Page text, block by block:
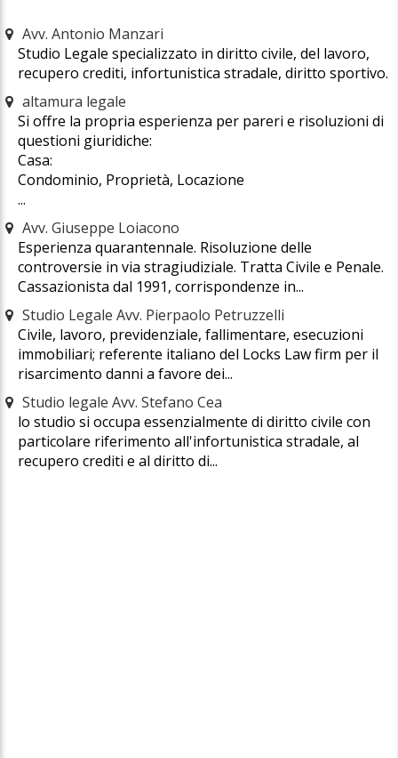
Avv. Antonio Manzari
Studio Legale specializzato in diritto civile, del lavoro,
recupero crediti, infortunistica stradale, diritto sportivo.
altamura legale
Si offre la propria esperienza per pareri e risoluzioni di
questioni giuridiche:
Casa:
Condominio, Proprietà, Locazione
...
Avv. Giuseppe Loiacono
Esperienza quarantennale. Risoluzione delle
controversie in via stragiudiziale. Tratta Civile e Penale.
Cassazionista dal 1991, corrispondenze in...
Studio Legale Avv. Pierpaolo Petruzzelli
Civile, lavoro, previdenziale, fallimentare, esecuzioni
immobiliari; referente italiano del Locks Law firm per il
risarcimento danni a favore dei...
Studio legale Avv. Stefano Cea
lo studio si occupa essenzialmente di diritto civile con
particolare riferimento all'infortunistica stradale, al
recupero crediti e al diritto di...